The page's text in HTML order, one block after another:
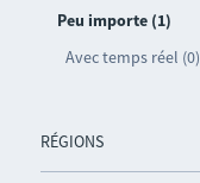
Peu importe (1)
Avec temps réel (0)
RÉGIONS